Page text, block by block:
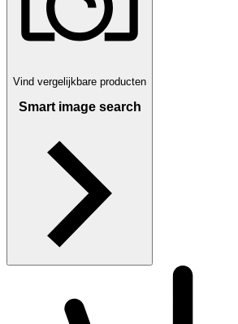
Vind vergelijkbare producten
Smart image search